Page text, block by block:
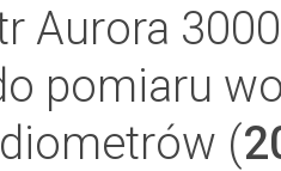
Aurora
pomiaru
(